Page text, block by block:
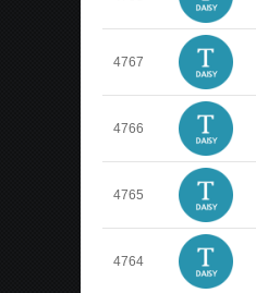
4767
4766
4765
4764